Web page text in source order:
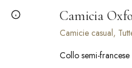
Camicia
Camicie casual,
Collo semi-francese